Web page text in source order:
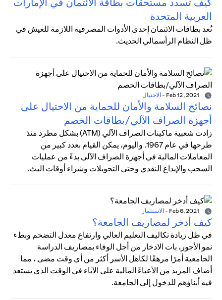
العربية المتحدة
تُعد بطاقات الائتمان إحدى الأدوات المصرفية اللازمة للعيش في
ظل النظام الرأسمالي الحديث.
- الاحتيال
نصائح السلامة والأمان للحماية من الاحتيال على
أجهزة الصراف الآلي/بطاقات الخصم
زادت شعبية ماكينات الصراف الآلي (ATM) بشكل مطرد منذ
طرحها في عام 1967. واليوم، يمكن القيام بعدد كبير من
المعاملات المالية في أجهزة الصراف الآلي بدءً من عمليات
السحب والإيداع النقدي وحتى التحويلات وشراء أوقات البث.
- الاستثمار
كيف أدخر لمصاريف الجامعة؟
في ظل زيادة تكاليف التعليم العالي وارتفاع معدل التضخم وبطء
نمو الأجور، بات الادخار من أجل الوفاء بمصاريف الدراسة
الجامعية أمرًا مرهقًا لكاهل الأسر أكثر من أي وقت مضى ، مما
أضاف المزيد من الأعباءً المالية على الآباء في الوقت الذي يستعد
فيه أبناؤهم للدخول إلى الجامعة.